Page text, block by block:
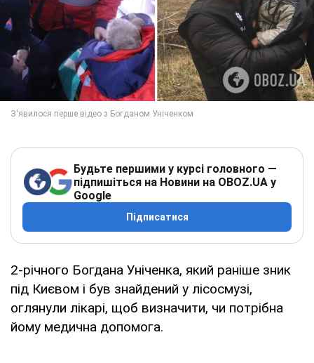
Будьте першими у курсі головного —
підпишіться на Новини на OBOZ.UA у
Google
Підписатися
2-річного Богдана Уніченка, який раніше зник
під Києвом і був знайдений у лісосмузі,
оглянули лікарі, щоб визначити, чи потрібна
йому медична допомога.